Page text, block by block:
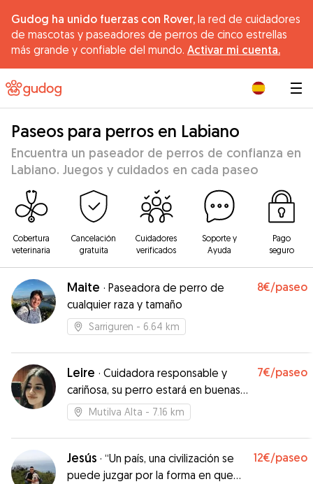
Gudog ha unido fuerzas con Rover, la red de cuidadores
de mascotas y paseadores de perros de cinco estrellas
más grande y confiable del mundo. Activar mi cuenta.
Paseos para perros en Labiano
Encuentra un paseador de perros de confianza en
Labiano. Juegos y cuidados en cada paseo
Cobertura
veterinaria
Cancelación
gratuita
Cuidadores
verificados
Soporte y
Ayuda
Pago
seguro
Maite · Paseadora de perro de
cualquier raza y tamaño
8€/paseo
Sarriguren - 6.64 km
Leire · Cuidadora responsable y
cariñosa, su perro estará en buenas
manos
7€/paseo
Mutilva Alta - 7.16 km
Jesús · “Un país, una civilización se
puede juzgar por la forma en que
12€/paseo